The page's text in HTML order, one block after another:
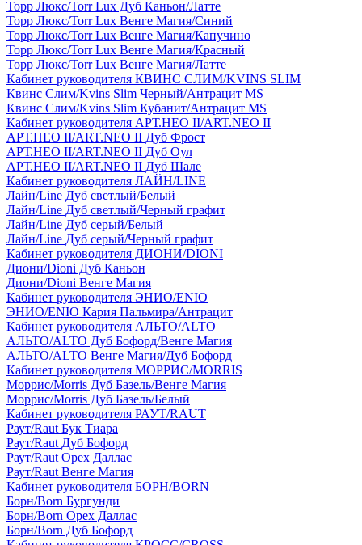
Торр Люкс/Torr Lux Дуб Каньон/Латте
Торр Люкс/Torr Lux Венге Магия/Синий
Торр Люкс/Torr Lux Венге Магия/Капучино
Торр Люкс/Torr Lux Венге Магия/Красный
Торр Люкс/Torr Lux Венге Магия/Латте
Кабинет руководителя КВИНС СЛИМ/KVINS SLIM
Квинс Слим/Kvins Slim Черный/Антрацит MS
Квинс Слим/Kvins Slim Кубанит/Антрацит MS
Кабинет руководителя АРТ.НЕО II/ART.NEO II
АРТ.НЕО II/ART.NEO II Дуб Фрост
АРТ.НЕО II/ART.NEO II Дуб Оул
АРТ.НЕО II/ART.NEO II Дуб Шале
Кабинет руководителя ЛАЙН/LINE
Лайн/Line Дуб светлый/Белый
Лайн/Line Дуб светлый/Черный графит
Лайн/Line Дуб серый/Белый
Лайн/Line Дуб серый/Черный графит
Кабинет руководителя ДИОНИ/DIONI
Диони/Dioni Дуб Каньон
Диони/Dioni Венге Магия
Кабинет руководителя ЭНИО/ENIO
ЭНИО/ENIO Кария Пальмира/Антрацит
Кабинет руководителя АЛЬТО/ALTO
АЛЬТО/ALTO Дуб Бофорд/Венге Магия
АЛЬТО/ALTO Венге Магия/Дуб Бофорд
Кабинет руководителя МОРРИС/MORRIS
Моррис/Morris Дуб Базель/Венге Магия
Моррис/Morris Дуб Базель/Белый
Кабинет руководителя РАУТ/RAUT
Раут/Raut Бук Тиара
Раут/Raut Дуб Бофорд
Раут/Raut Орех Даллас
Раут/Raut Венге Магия
Кабинет руководителя БОРН/BORN
Борн/Born Бургунди
Борн/Born Орех Даллас
Борн/Born Дуб Бофорд